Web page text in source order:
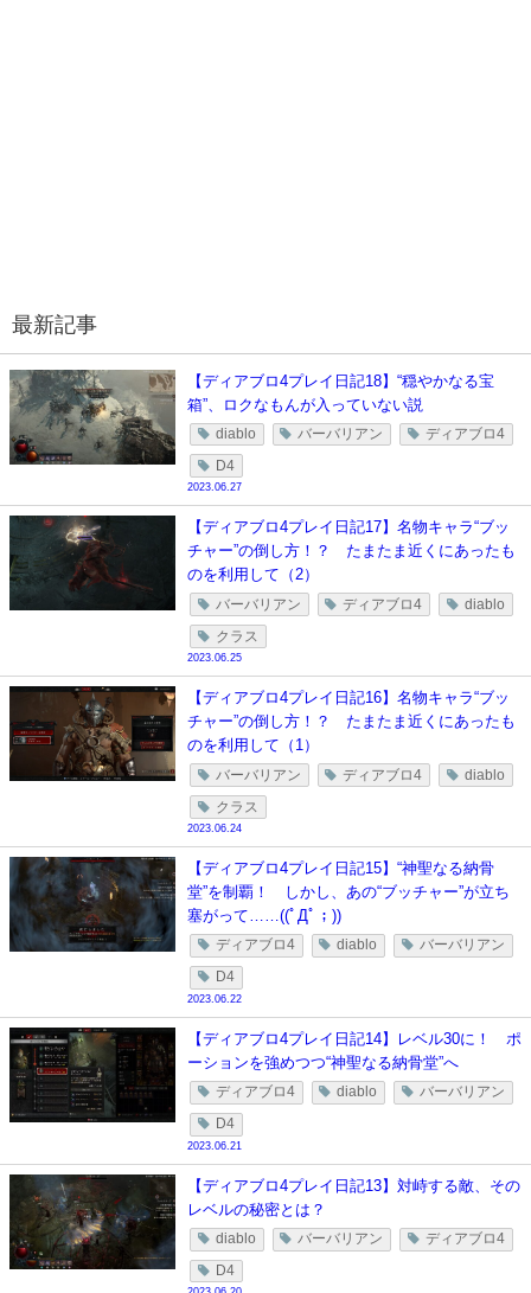
最新記事
【ディアブロ4プレイ日記18】“穏やかなる宝
箱”、ロクなもんが入っていない説
diablo バーバリアン ディアブロ4
D4
2023.06.27
【ディアブロ4プレイ日記17】名物キャラ“ブッ
チャー”の倒し方！？ たまたま近くにあったも
のを利用して（2）
バーバリアン ディアブロ4 diablo
クラス
2023.06.25
【ディアブロ4プレイ日記16】名物キャラ“ブッ
チャー”の倒し方！？ たまたま近くにあったも
のを利用して（1）
バーバリアン ディアブロ4 diablo
クラス
2023.06.24
【ディアブロ4プレイ日記15】“神聖なる納骨
堂”を制覇！ しかし、あの“ブッチャー”が立ち
塞がって……((ﾟДﾟ；))
ディアブロ4 diablo バーバリアン
D4
2023.06.22
【ディアブロ4プレイ日記14】レベル30に！ ポ
ーションを強めつつ“神聖なる納骨堂”へ
ディアブロ4 diablo バーバリアン
D4
2023.06.21
【ディアブロ4プレイ日記13】対峙する敵、その
レベルの秘密とは？
diablo バーバリアン ディアブロ4
D4